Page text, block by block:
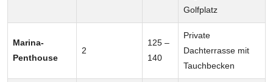
Golfplatz
Marina-
Penthouse
2
125 –
140
Private
Dachterrasse mit
Tauchbecken